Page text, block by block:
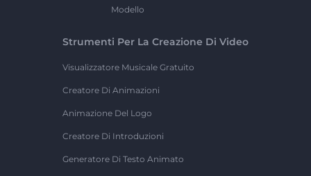
Modello
Strumenti Per La Creazione Di Video
Visualizzatore Musicale Gratuito
Creatore Di Animazioni
Animazione Del Logo
Creatore Di Introduzioni
Generatore Di Testo Animato